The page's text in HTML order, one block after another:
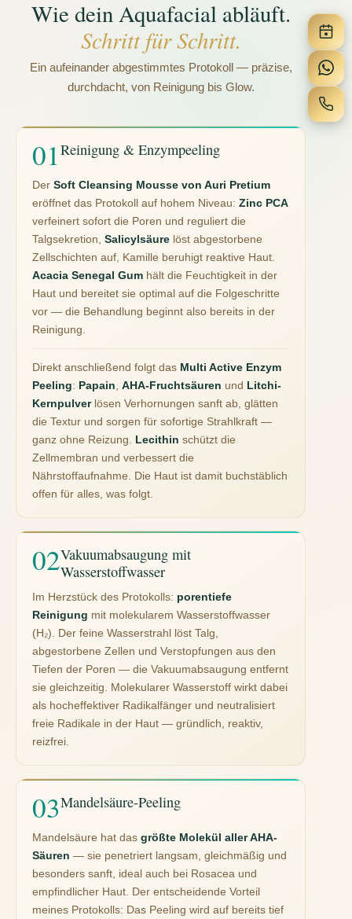
Wie dein Aquafacial abläuft.
Schritt für Schritt.
Ein aufeinander abgestimmtes Protokoll — präzise,
durchdacht, von Reinigung bis Glow.
Reinigung & Enzympeeling
Der Soft Cleansing Mousse von Auri Pretium
eröffnet das Protokoll auf hohem Niveau: Zinc PCA
verfeinert sofort die Poren und reguliert die
Talgsekretion, Salicylsäure löst abgestorbene
Zellschichten auf, Kamille beruhigt reaktive Haut.
Acacia Senegal Gum hält die Feuchtigkeit in der
Haut und bereitet sie optimal auf die Folgeschritte
vor — die Behandlung beginnt also bereits in der
Reinigung.
Direkt anschließend folgt das Multi Active Enzym
Peeling: Papain, AHA-Fruchtsäuren und Litchi-
Kernpulverlösen Verhornungen sanft ab, glätten
die Textur und sorgen für sofortige Strahlkraft —
ganz ohne Reizung. Lecithin schützt die
Zellmembran und verbessert die
Nährstoffaufnahme. Die Haut ist damit buchstäblich
offen für alles, was folgt.
Vakuumabsaugung mit
Wasserstoffwasser
Im Herzstück des Protokolls: porentiefe
Reinigung mit molekularem Wasserstoffwasser
(H₂). Der feine Wasserstrahl löst Talg,
abgestorbene Zellen und Verstopfungen aus den
Tiefen der Poren — die Vakuumabsaugung entfernt
sie gleichzeitig. Molekularer Wasserstoff wirkt dabei
als hocheffektiver Radikalfänger und neutralisiert
freie Radikale in der Haut — gründlich, reaktiv,
reizfrei.
Mandelsäure-Peeling
Mandelsäure hat das größte Molekül aller AHA-
Säuren — sie penetriert langsam, gleichmäßig und
besonders sanft, ideal auch bei Rosacea und
empfindlicher Haut. Der entscheidende Vorteil
meines Protokolls: Das Peeling wird auf bereits tief